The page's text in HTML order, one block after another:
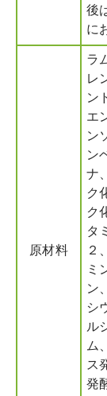
後
に
原材料
ラ
レ
ン
エ
ン
ン
ナ
ク
ク
タ
２
ミ
ン
シ
ル
ム
ス
発